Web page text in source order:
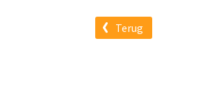
Terug